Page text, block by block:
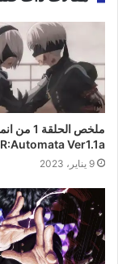
ملخص الحلقة 1
Ver1.1a
9 يناير، 2023